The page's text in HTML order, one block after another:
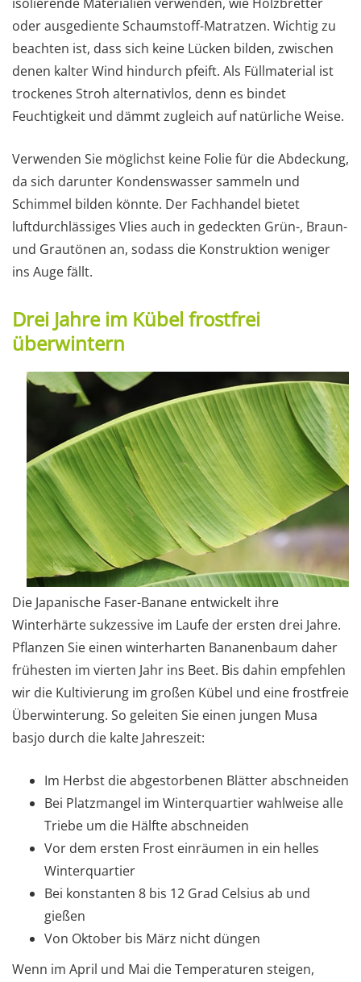
oder ausgediente Schaumstoff-Matratzen. Wichtig zu
beachten ist, dass sich keine Lücken bilden, zwischen
denen kalter Wind hindurch pfeift. Als Füllmaterial ist
trockenes Stroh alternativlos, denn es bindet
Feuchtigkeit und dämmt zugleich auf natürliche Weise.
Verwenden Sie möglichst keine Folie für die Abdeckung,
da sich darunter Kondenswasser sammeln und
Schimmel bilden könnte. Der Fachhandel bietet
luftdurchlässiges Vlies auch in gedeckten Grün-, Braun-
und Grautönen an, sodass die Konstruktion weniger
ins Auge fällt.
Drei Jahre im Kübel frostfrei
überwintern
Die Japanische Faser-Banane entwickelt ihre
Winterhärte sukzessive im Laufe der ersten drei Jahre.
Pflanzen Sie einen winterharten Bananenbaum daher
frühesten im vierten Jahr ins Beet. Bis dahin empfehlen
wir die Kultivierung im großen Kübel und eine frostfreie
Überwinterung. So geleiten Sie einen jungen Musa
basjo durch die kalte Jahreszeit:
Im Herbst die abgestorbenen Blätter abschneiden
Bei Platzmangel im Winterquartier wahlweise alle
Triebe um die Hälfte abschneiden
Vor dem ersten Frost einräumen in ein helles
Winterquartier
Bei konstanten 8 bis 12 Grad Celsius ab und
gießen
Von Oktober bis März nicht düngen
Wenn im April und Mai die Temperaturen steigen,